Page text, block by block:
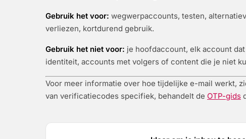
Gebruik het voor: wegwerpaccounts, testen,
verliezen, kortdurend gebruik.
Gebruik het niet voor: je hoofdaccount, elk account
identiteit, accounts met volgers of content die je niet
Voor meer informatie over hoe tijdelijke e-mail werkt,
van verificatiecodes specifiek, behandelt de OTP-gids